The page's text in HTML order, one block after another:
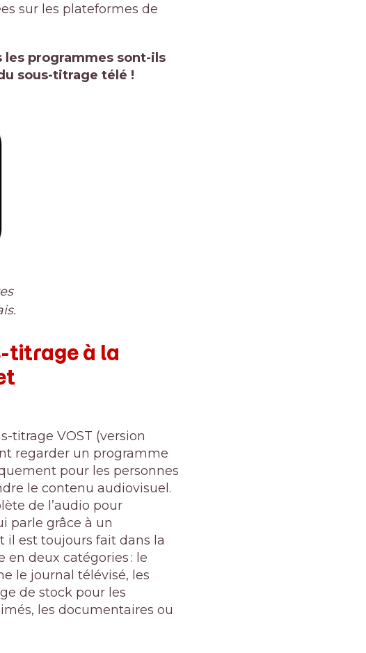
sur les plateformes de
les programmes sont-ils
sous-titrage télé !
titrage à la
titrage VOST (version
regarder un programme
pour les personnes
le contenu audiovisuel.
de l’audio pour
parle grâce à un
il est toujours fait dans la
en deux catégories : le
le journal télévisé, les
de stock pour les
les documentaires ou